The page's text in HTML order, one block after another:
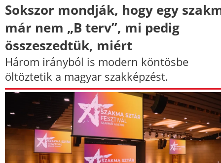
Sokszor mondják, hogy egy
már nem „B terv”, mi pedig
összeszedtük, miért
Három irányból is modern köntösbe
öltöztetik a magyar szakképzést.